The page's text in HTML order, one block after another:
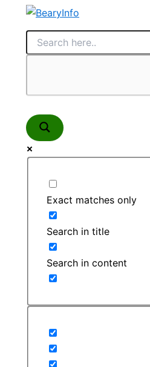
content
Exact matches only
Search in title
Search in content